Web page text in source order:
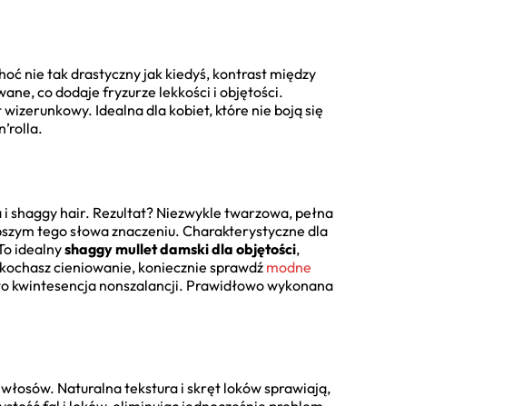
nie tak drastyczny jak kiedyś, kontrast między
co dodaje fryzurze lekkości i objętości.
Idealna dla kobiet, które nie boją się
shaggy hair. Rezultat? Niezwykle twarzowa, pełna
tego słowa znaczeniu. Charakterystyczne dla
idealnyshaggy mullet damski dla objętości,
cieniowanie, koniecznie sprawdź modne
kwintesencja nonszalancji. Prawidłowo wykonana
Naturalna tekstura i skręt loków sprawiają,